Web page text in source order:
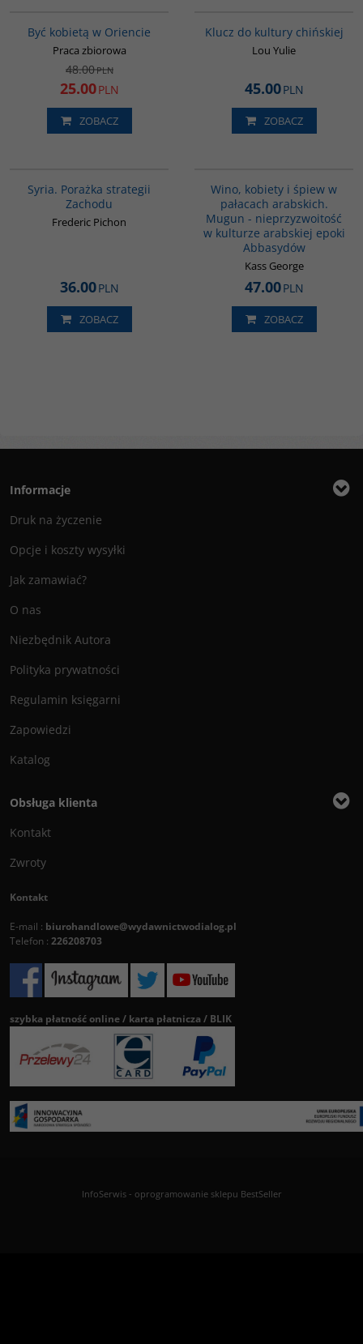
Być kobietą w Oriencie
Praca zbiorowa
48.00PLN
25.00PLN
ZOBACZ
Klucz do kultury chińskiej
Lou Yulie
45.00PLN
ZOBACZ
Syria. Porażka strategii
Zachodu
Frederic Pichon
36.00PLN
ZOBACZ
Wino, kobiety i śpiew w
pałacach arabskich.
Mugun - nieprzyzwoitość
w kulturze arabskiej epoki
Abbasydów
Kass George
47.00PLN
ZOBACZ
Informacje
Druk na życzenie
Opcje i koszty wysyłki
Jak zamawiać?
O nas
Niezbędnik Autora
Polityka prywatności
Regulamin księgarni
Zapowiedzi
Katalog
Obsługa klienta
Kontakt
Zwroty
Kontakt
E-mail : biurohandlowe@wydawnictwodialog.pl
Telefon : 226208703
szybka płatność online / karta płatnicza / BLIK
InfoSerwis- oprogramowanie sklepu BestSeller